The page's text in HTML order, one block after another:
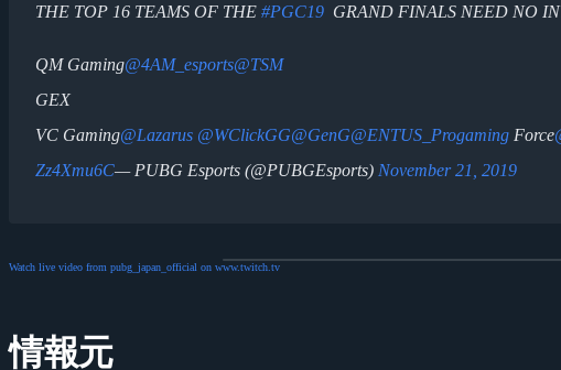
THE TOP 16 TEAMS OF THE #PGC19 GRAND FINALS NEED NO
QM Gaming@4AM_esports@TSM
GEX
VC Gaming@Lazarus @WClickGG@GenG@ENTUS_Progaming Force
Zz4Xmu6C— PUBG Esports (@PUBGEsports) November 21, 2019
Watch live video from pubg_japan_official on www.twitch.tv
情報元